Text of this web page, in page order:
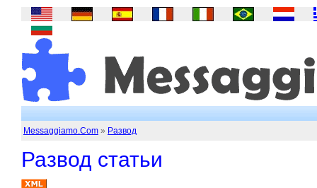
Messaggiamo.Com » Развод
Развод статьи